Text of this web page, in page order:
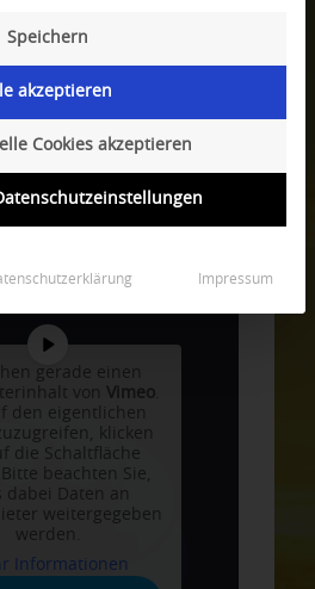
gewähren, damit alle
Hindernisse schnell
Sitzungen finden sie
mit dem
Sie die vorher
machen. Der Live
gerade einen
von Vimeo
den eigentlichen
klicken
die Schaltfläche
beachten Sie,
dabei Daten an
weitergegeben
werden.
Informationen
Speichern
akzeptieren
Cookies akzeptieren
Impressum